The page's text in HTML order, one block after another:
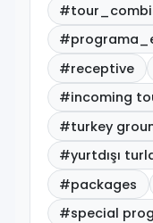
#receptive
#incoming
#turkey
#yurtdışı
#packages
#special